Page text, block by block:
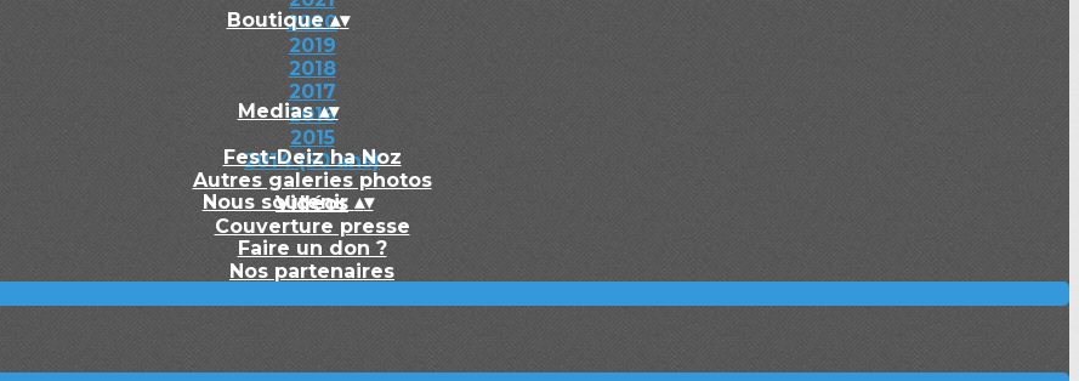
2020
2019
2018
2017
2016
2015
2014 (50 ans)
Boutique▴▾
Medias▴▾
Fest-Deiz ha Noz
Autres galeries photos
Vidéos
Couverture presse
Nous soutenir ▴▾
Faire un don ?
Nos partenaires